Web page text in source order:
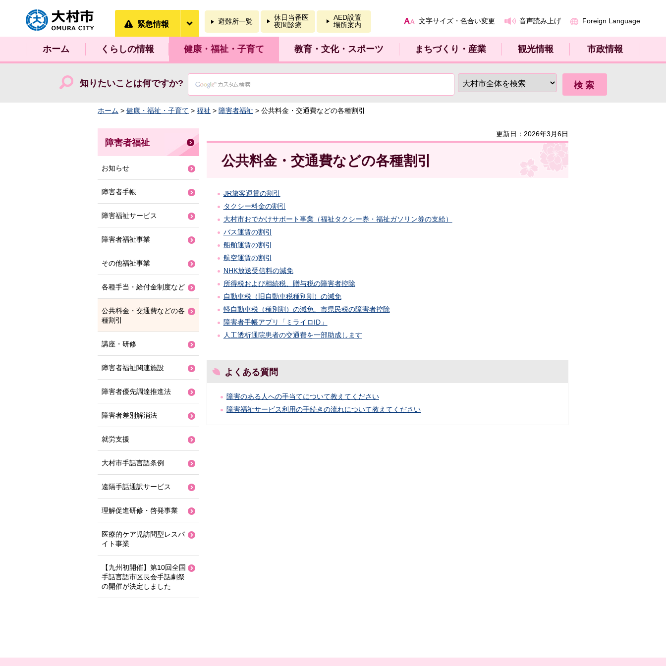
大村市
緊急情報 避難所一覧
休日当番医
夜間診療
AED設置
場所案内
文字サイズ・色合い変更 音声読み上げ Foreign Language
ホーム くらしの情報 健康・福祉・子育て 教育・文化・スポーツ まちづくり・産業 観光情報 市政情報
知りたいことは何ですか?
ホーム > 健康・福祉・子育て > 福祉 > 障害者福祉 > 公共料金・交通費などの各種割引
更新日：2026年3月6日
公共料金・交通費などの各種割引
JR旅客運賃の割引
タクシー料金の割引
大村市おでかけサポート事業（福祉タクシー券・福祉ガソリン券の支給）
バス運賃の割引
船舶運賃の割引
航空運賃の割引
NHK放送受信料の減免
所得税および相続税、贈与税の障害者控除
自動車税（旧自動車税種別割）の減免
軽自動車税（種別割）の減免、市県民税の障害者控除
障害者手帳アプリ「ミライロID」
人工透析通院患者の交通費を一部助成します
よくある質問
障害のある人への手当てについて教えてください
障害福祉サービス利用の手続きの流れについて教えてください
障害者福祉
お知らせ
障害者手帳
障害福祉サービス
障害者福祉事業
その他福祉事業
各種手当・給付金制度など
公共料金・交通費などの各
種割引
講座・研修
障害者福祉関連施設
障害者優先調達推進法
障害者差別解消法
就労支援
大村市手話言語条例
遠隔手話通訳サービス
理解促進研修・啓発事業
医療的ケア児訪問型レスパ
イト事業
【九州初開催】第10回全国
手話言語市区長会手話劇祭
の開催が決定しました